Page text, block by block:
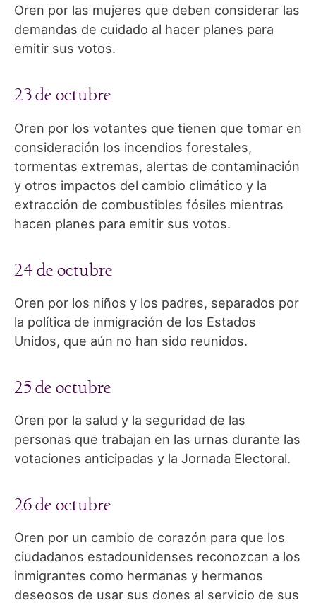
Oren por las mujeres que deben considerar las
demandas de cuidado al hacer planes para
emitir sus votos.
23 de octubre
Oren por los votantes que tienen que tomar en
consideración los incendios forestales,
tormentas extremas, alertas de contaminación
y otros impactos del cambio climático y la
extracción de combustibles fósiles mientras
hacen planes para emitir sus votos.
24 de octubre
Oren por los niños y los padres, separados por
la política de inmigración de los Estados
Unidos, que aún no han sido reunidos.
25 de octubre
Oren por la salud y la seguridad de las
personas que trabajan en las urnas durante las
votaciones anticipadas y la Jornada Electoral.
26 de octubre
Oren por un cambio de corazón para que los
ciudadanos estadounidenses reconozcan a los
inmigrantes como hermanas y hermanos
deseosos de usar sus dones al servicio de sus